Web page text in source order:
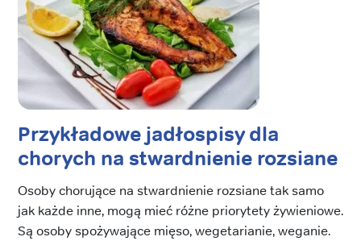
Przykładowe jadłospisy dla
chorych na stwardnienie rozsiane
Osoby chorujące na stwardnienie rozsiane tak samo
jak każde inne, mogą mieć różne priorytety żywieniowe.
Są osoby spożywające mięso, wegetarianie, weganie.